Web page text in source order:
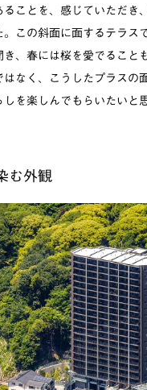
ることを、感じていただき
。この斜面に面するテラス
き、春には桜を愛でること
はなく、こうしたプラスの
を楽しんでもらいたいと
む外観